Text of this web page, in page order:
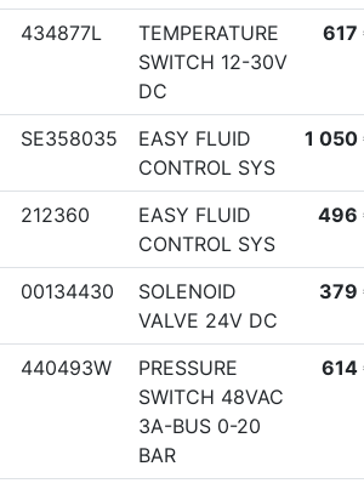
434877L
TEMPERATURE
SWITCH 12-30V
DC
617
SE358035
EASY FLUID
CONTROL SYS
1 050
212360
EASY FLUID
CONTROL SYS
496
00134430
SOLENOID
VALVE 24V DC
379
440493W
PRESSURE
SWITCH 48VAC
3A-BUS 0-20
BAR
614